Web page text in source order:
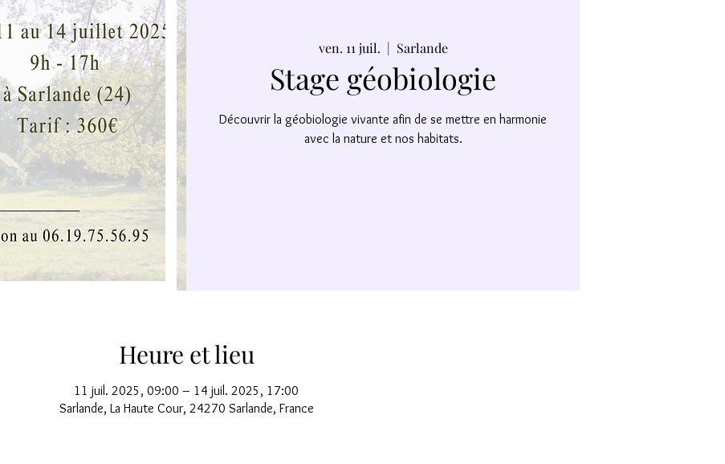
ven. 11 juil.
  |
Sarlande
Stage géobiologie
Découvrir la géobiologie vivante afin de se mettre en harmonie
avec la nature et nos habitats.
Heure et lieu
11 juil. 2025, 09:00 – 14 juil. 2025, 17:00
Sarlande, La Haute Cour, 24270 Sarlande, France